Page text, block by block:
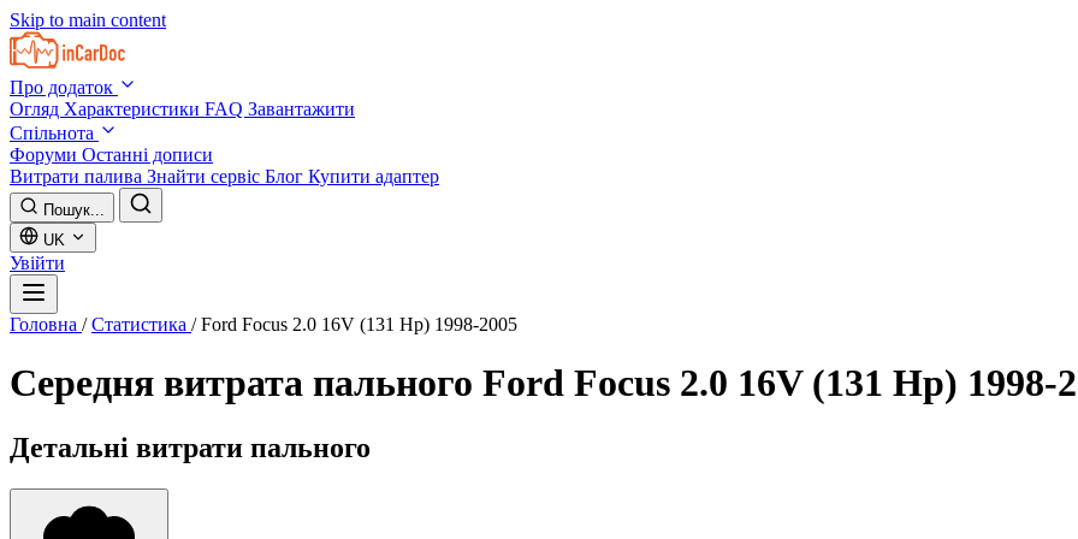
Skip to main content
Про додаток
Огляд Характеристики FAQ Завантажити
Спільнота
Форуми Останні дописи
Витрати палива Знайти сервіс Блог Купити адаптер
Пошук...
UK
Увійти
Головна / Статистика / Ford Focus 2.0 16V (131 Hp) 1998-2005
Середня витрата пального Ford Focus 2.0 16V (131 Hp) 1998-
Детальні витрати пального